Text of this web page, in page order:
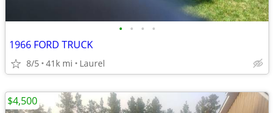
• • • •
1966 FORD TRUCK
8/5 41k mi Laurel
$4,500